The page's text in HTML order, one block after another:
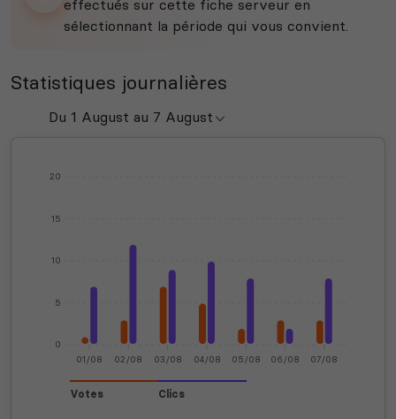
effectués sur cette fiche serveur en
sélectionnant la période qui vous convient.
Statistiques journalières
0
5
10
15
20
01/08 02/08 03/08 04/08 05/08 06/08 07/08
Votes Clics